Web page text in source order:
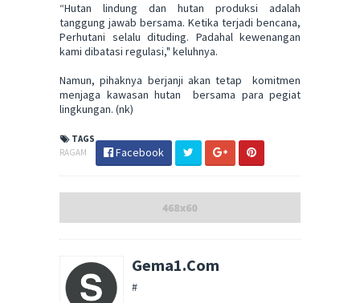
“Hutan lindung dan hutan produksi adalah
tanggung jawab bersama. Ketika terjadi bencana,
Perhutani selalu dituding. Padahal kewenangan
kami dibatasi regulasi," keluhnya.
Namun, pihaknya berjanji akan tetap komitmen
menjaga kawasan hutan bersama para pegiat
lingkungan. (nk)
TAGS
RAGAM
Facebook
Gema1.Com
#